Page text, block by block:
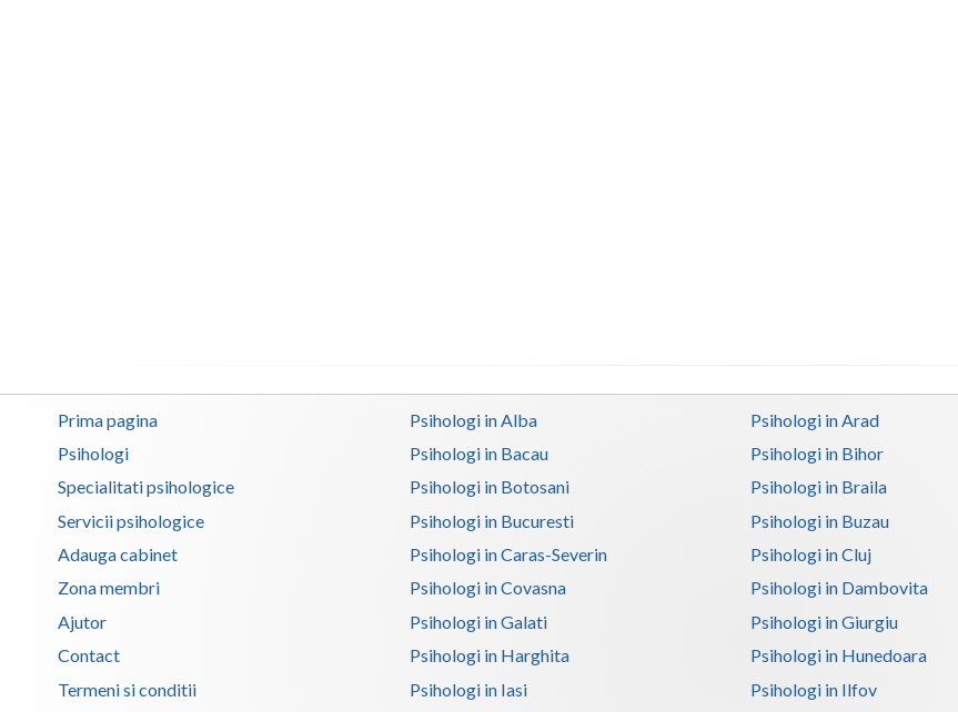
Prima pagina
Psihologi
Specialitati psihologice
Servicii psihologice
Adauga cabinet
Zona membri
Ajutor
Contact
Termeni si conditii
Psihologi in Alba Psihologi in Arad
Psihologi in Bacau
Psihologi in Bihor
Psihologi in Botosani
Psihologi in Braila
Psihologi in Bucuresti
Psihologi in Buzau
Psihologi in Caras-Severin
Psihologi in Cluj
Psihologi in Covasna
Psihologi in Dambovita
Psihologi in Galati
Psihologi in Giurgiu
Psihologi in Harghita
Psihologi in Hunedoara
Psihologi in Iasi
Psihologi in Ilfov